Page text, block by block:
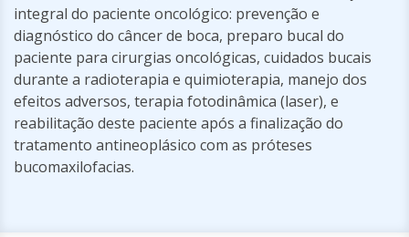
integral do paciente oncológico: prevenção e
diagnóstico do câncer de boca, preparo bucal do
paciente para cirurgias oncológicas, cuidados bucais
durante a radioterapia e quimioterapia, manejo dos
efeitos adversos, terapia fotodinâmica (laser), e
reabilitação deste paciente após a finalização do
tratamento antineoplásico com as próteses
bucomaxilofacias.